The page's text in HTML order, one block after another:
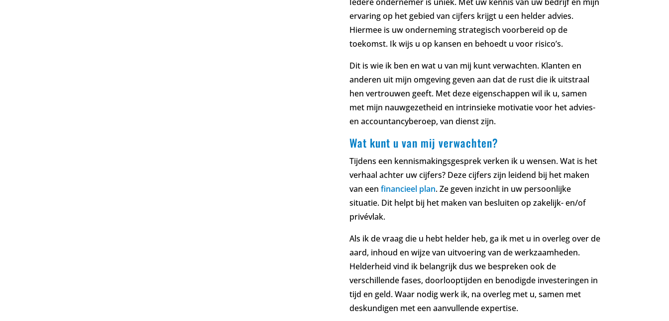
ervaring op het gebied van cijfers krijgt u een helder advies.
Hiermee is uw onderneming strategisch voorbereid op de
toekomst. Ik wijs u op kansen en behoedt u voor risico’s.
Dit is wie ik ben en wat u van mij kunt verwachten. Klanten en
anderen uit mijn omgeving geven aan dat de rust die ik uitstraal
hen vertrouwen geeft. Met deze eigenschappen wil ik u, samen
met mijn nauwgezetheid en intrinsieke motivatie voor het advies-
en accountancyberoep, van dienst zijn.
Wat kunt u van mij verwachten?
Tijdens een kennismakingsgesprek verken ik u wensen. Wat is het
verhaal achter uw cijfers? Deze cijfers zijn leidend bij het maken
van een financieel plan. Ze geven inzicht in uw persoonlijke
situatie. Dit helpt bij het maken van besluiten op zakelijk- en/of
privévlak.
Als ik de vraag die u hebt helder heb, ga ik met u in overleg over de
aard, inhoud en wijze van uitvoering van de werkzaamheden.
Helderheid vind ik belangrijk dus we bespreken ook de
verschillende fases, doorlooptijden en benodigde investeringen in
tijd en geld. Waar nodig werk ik, na overleg met u, samen met
deskundigen met een aanvullende expertise.